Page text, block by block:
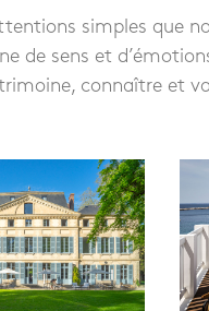
simples que
de sens et
connaître et